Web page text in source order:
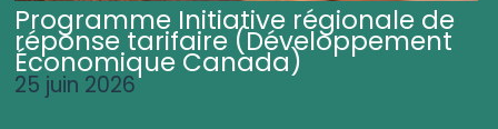
Programme Initiative régionale de
réponse tarifaire (Développement
Économique Canada)
25 juin 2026